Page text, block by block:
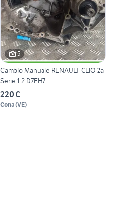
5
Cambio Manuale RENAULT CLIO 2a
Serie 1.2 D7FH7
220 €
Cona (VE)